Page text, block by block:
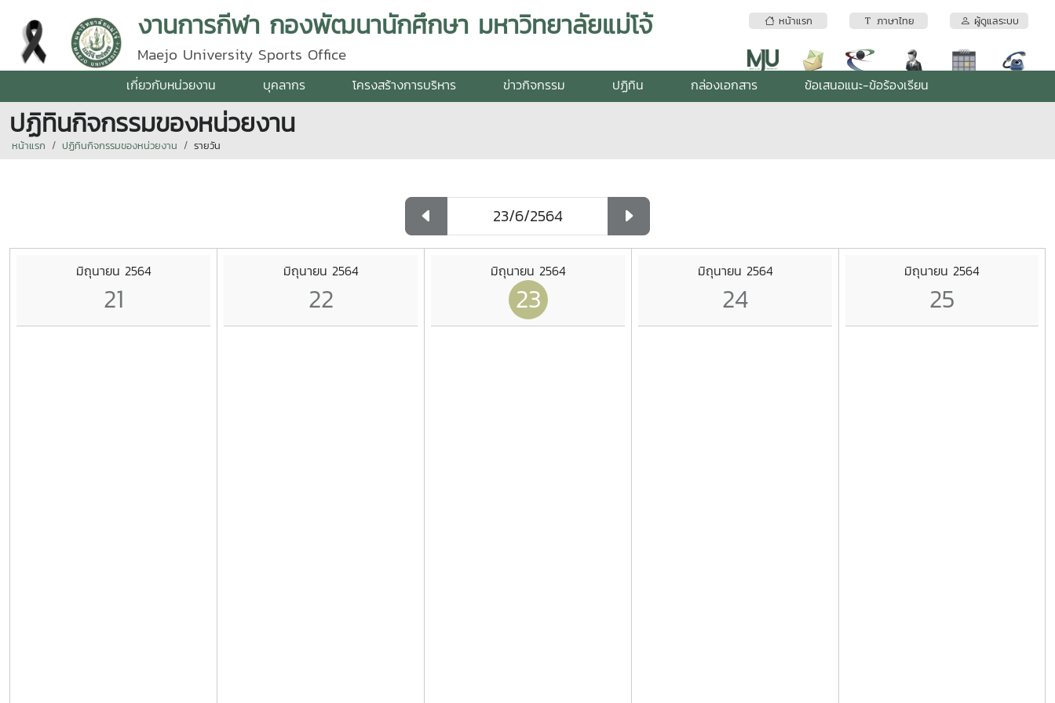
หน้าแรก ภาษาไทย ผู้ดูแลระบบ
งานการกีฬา กองพัฒนานักศึกษา มหาวิทยาลัยแม่โจ้
Maejo University Sports Office
เกี่ยวกับหน่วยงาน บุคลากร โครงสร้างการบริหาร ข่าวกิจกรรม ปฏิทิน กล่องเอกสาร ข้อเสนอแนะ-ข้อร้องเรียน
ปฏิทินกิจกรรมของหน่วยงาน
หน้าแรก ปฏิทินกิจกรรมของหน่วยงาน รายวัน
มิถุนายน 2564
21
มิถุนายน 2564
22
มิถุนายน 2564
23
มิถุนายน 2564
24
มิถุนายน 2564
25